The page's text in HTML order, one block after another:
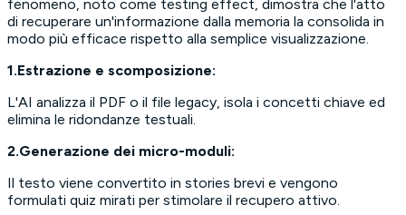
fenomeno, noto come testing effect , dimostra che l'atto
di recuperare un'informazione dalla memoria la consolida in
modo più efficace rispetto alla semplice visualizzazione.
1.Estrazione e scomposizione:
L'AI analizza il PDF o il file legacy, isola i concetti chiave ed
elimina le ridondanze testuali.
2.Generazione dei micro-moduli:
Il testo viene convertito in stories brevi e vengono
formulati quiz mirati per stimolare il recupero attivo.